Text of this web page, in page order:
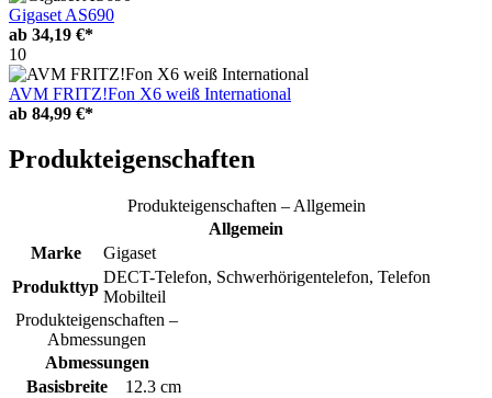
Gigaset AS690
ab 34,19 €*
10
AVM FRITZ!Fon X6 weiß International
ab 84,99 €*
Produkteigenschaften
Produkteigenschaften – Allgemein
Allgemein
Marke
Gigaset
Produkttyp
DECT-Telefon, Schwerhörigentelefon, Telefon
Mobilteil
Produkteigenschaften –
Abmessungen
Abmessungen
Basisbreite
12.3 cm